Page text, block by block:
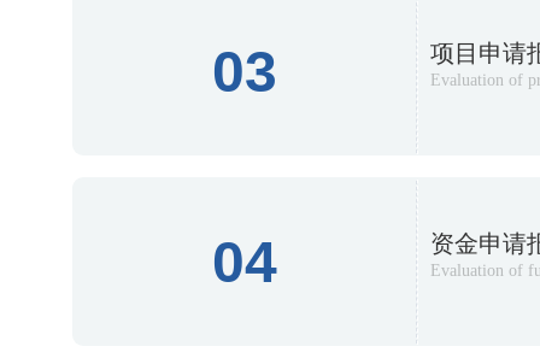
03 项目申请
Evaluation of
04 资金申请
Evaluation of